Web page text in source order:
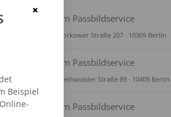
dm Passbildservice
Storkower Straße 207 · 10369 Berlin
dm Passbildservice
Greifswalder Straße 89 · 10409 Berlin
dm Passbildservice
×
Beispiel